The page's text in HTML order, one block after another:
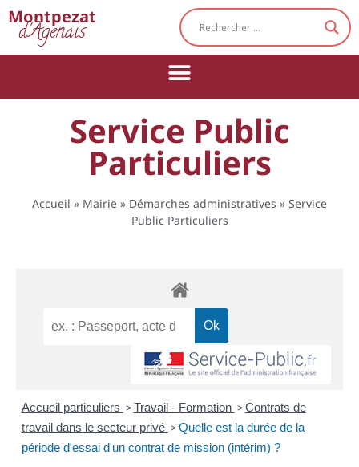
Montpezat
d'Agenais
Service Public
Particuliers
Accueil » Mairie » Démarches administratives » Service
Public Particuliers
Accueil particuliers > Travail - Formation > Contrats de
travail dans le secteur privé > Quelle est la durée de la
période d'essai d'un contrat de mission (intérim) ?
Cookies management panel